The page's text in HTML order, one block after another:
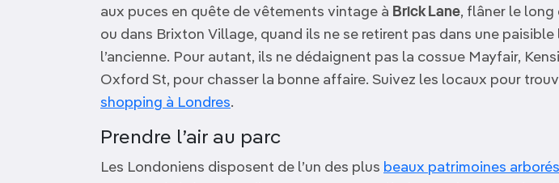
aux puces en quête de vêtements vintage à Brick Lane, flâner le long
ou dans Brixton Village, quand ils ne se retirent pas dans une paisible
l’ancienne. Pour autant, ils ne dédaignent pas la cossue Mayfair,
Oxford St, pour chasser la bonne affaire. Suivez les locaux pour
shopping à Londres.
Prendre l’air au parc
Les Londoniens disposent de l’un des plus beaux patrimoines